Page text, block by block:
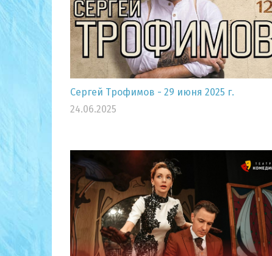
Сергей Трофимов - 29 июня 2025 г.
24.06.2025